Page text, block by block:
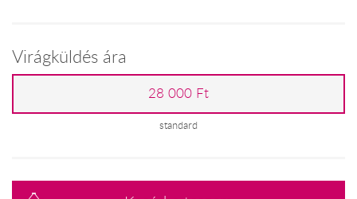
Virágküldés ára
28 000 Ft
standard